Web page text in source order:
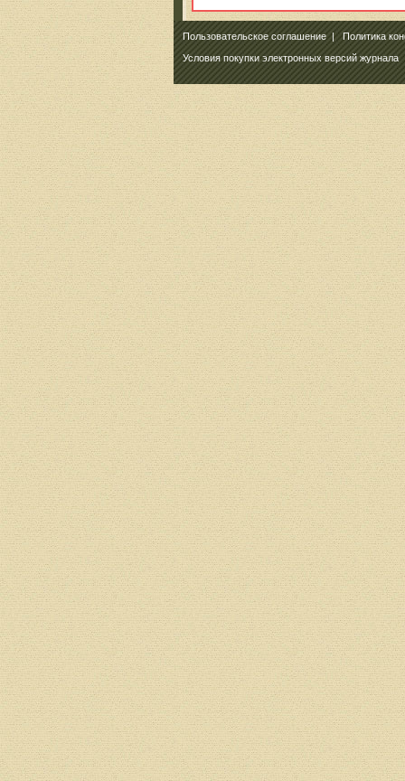
Пользовательское соглашение|Политика
Условия покупки электронных версий журнала